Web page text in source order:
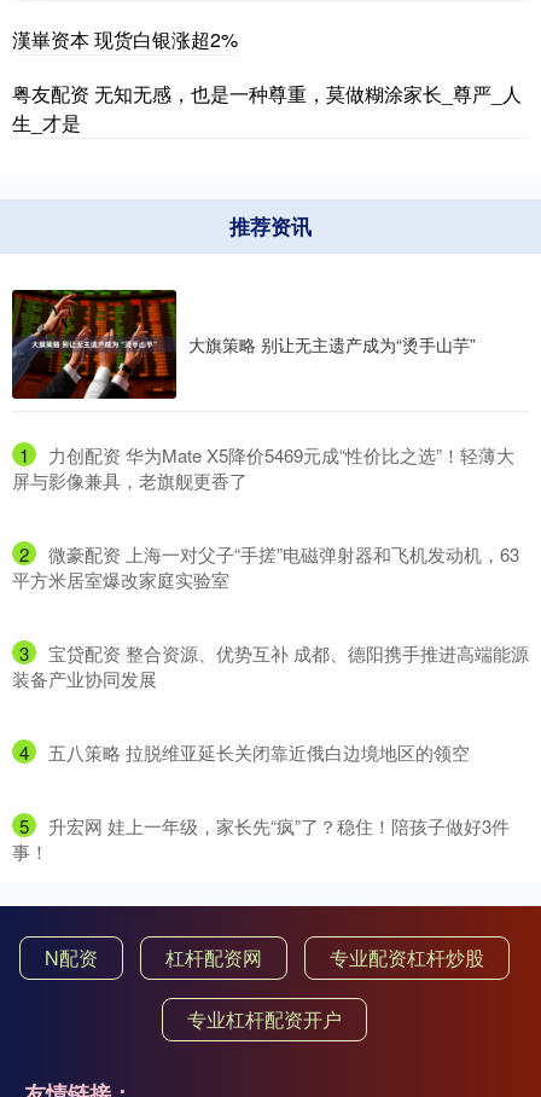
漢崋资本 现货白银涨超2%
粤友配资 无知无感，也是一种尊重，莫做糊涂家长_尊严_人
生_才是
推荐资讯
大旗策略 别让无主遗产成为“烫手山芋”
1
​力创配资 华为Mate X5降价5469元成“性价比之选”！轻薄大
屏与影像兼具，老旗舰更香了
2
​微豪配资 上海一对父子“手搓”电磁弹射器和飞机发动机，63
平方米居室爆改家庭实验室
3
​宝贷配资 整合资源、优势互补 成都、德阳携手推进高端能源
装备产业协同发展
4 ​五八策略 拉脱维亚延长关闭靠近俄白边境地区的领空
5
​升宏网 娃上一年级，家长先“疯”了？稳住！陪孩子做好3件
事！
N配资 杠杆配资网 专业配资杠杆炒股
专业杠杆配资开户